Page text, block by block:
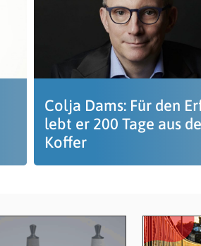
Colja Dams: Für den
lebt er 200 Tage aus
Koffer